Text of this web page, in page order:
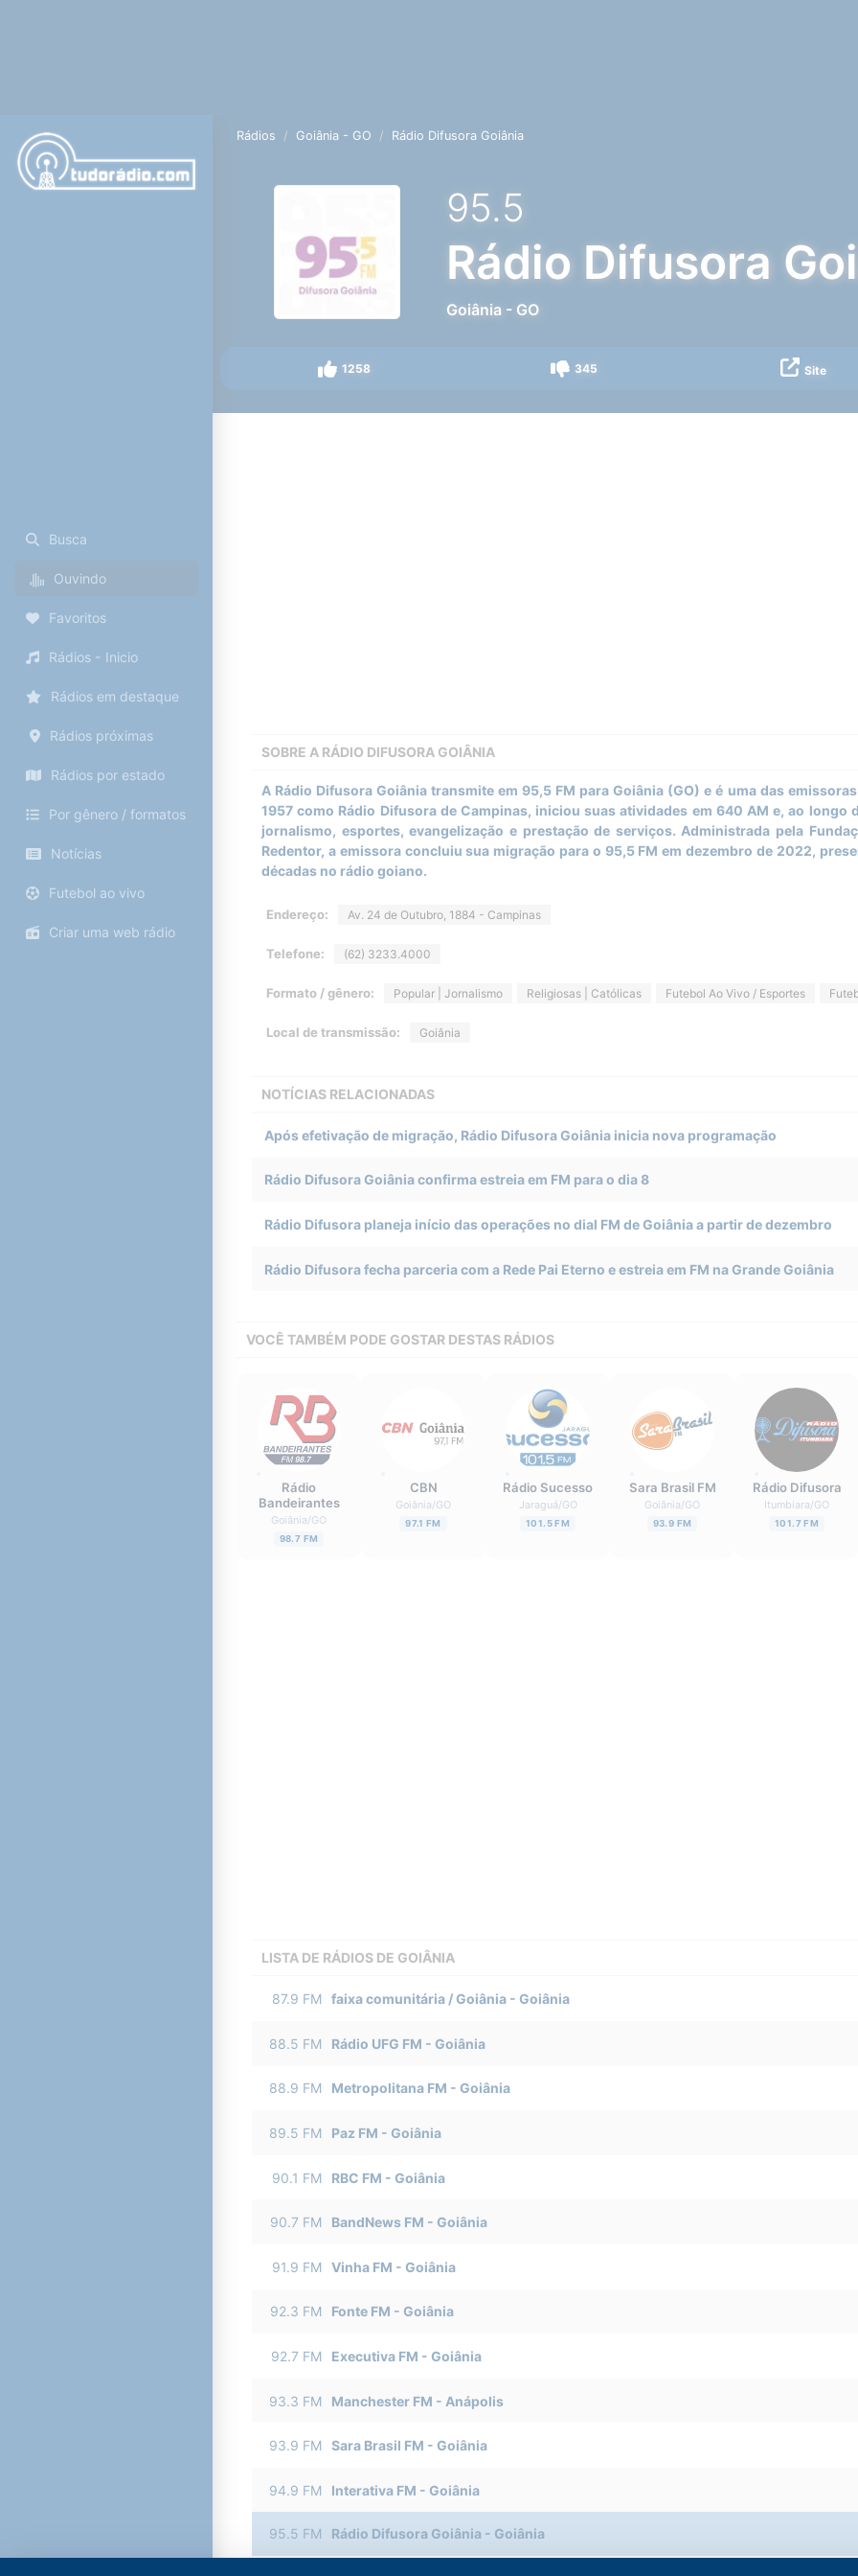
Busca
Ouvindo
Favoritos
Rádios - Inicio
Rádios em destaque
Rádios próximas
Rádios por estado
Por gênero / formatos
Notícias
Futebol ao vivo
Criar uma web rádio
Rádios Goiânia - GO Rádio Difusora Goiânia
95.5
Rádio Difusora
Goiânia - GO
1258 345 Site
SOBRE A RÁDIO DIFUSORA GOIÂNIA
A Rádio Difusora Goiânia transmite em 95,5 FM para Goiânia (GO) e é uma das
1957 como Rádio Difusora de Campinas, iniciou suas atividades em 640 AM e, ao
jornalismo, esportes, evangelização e prestação de serviços. Administrada pela
Redentor, a emissora concluiu sua migração para o 95,5 FM em dezembro de 2022,
décadas no rádio goiano.
Endereço: Av. 24 de Outubro, 1884 - Campinas
Telefone: (62) 3233.4000
Formato / gênero: Popular | Jornalismo Religiosas | Católicas Futebol Ao Vivo / Esportes
Local de transmissão: Goiânia
NOTÍCIAS RELACIONADAS
Após efetivação de migração, Rádio Difusora Goiânia inicia nova programação
Rádio Difusora Goiânia confirma estreia em FM para o dia 8
Rádio Difusora planeja início das operações no dial FM de Goiânia a partir de dezembro
Rádio Difusora fecha parceria com a Rede Pai Eterno e estreia em FM na Grande Goiânia
VOCÊ TAMBÉM PODE GOSTAR DESTAS RÁDIOS
Rádio
Bandeirantes
Goiânia/GO
98.7 FM
CBN
Goiânia/GO
97.1 FM
Rádio Sucesso
Jaraguá/GO
101.5 FM
Sara Brasil FM
Goiânia/GO
93.9 FM
Rádio Difusora
Itumbiara/GO
101.7 FM
LISTA DE RÁDIOS DE GOIÂNIA
87.9 FM faixa comunitária / Goiânia- Goiânia
88.5 FM Rádio UFG FM - Goiânia
88.9 FM Metropolitana FM - Goiânia
89.5 FM Paz FM - Goiânia
90.1 FM RBC FM - Goiânia
90.7 FM BandNews FM - Goiânia
91.9 FM Vinha FM - Goiânia
92.3 FM Fonte FM - Goiânia
92.7 FM Executiva FM - Goiânia
93.3 FM Manchester FM - Anápolis
93.9 FM Sara Brasil FM - Goiânia
94.9 FM Interativa FM - Goiânia
95.5 FM Rádio Difusora Goiânia - Goiânia